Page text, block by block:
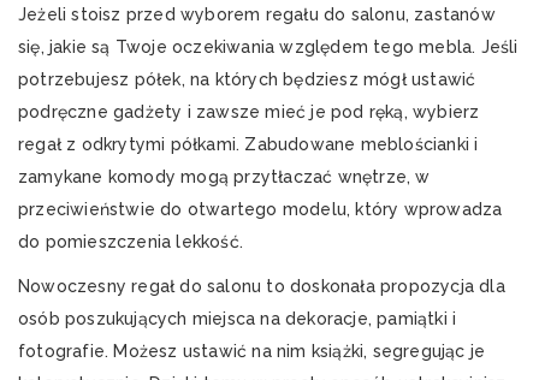
Jeżeli stoisz przed wyborem regału do salonu, zastanów
się, jakie są Twoje oczekiwania względem tego mebla. Jeśli
potrzebujesz półek, na których będziesz mógł ustawić
podręczne gadżety i zawsze mieć je pod ręką, wybierz
regał z odkrytymi półkami. Zabudowane meblościanki i
zamykane komody mogą przytłaczać wnętrze, w
przeciwieństwie do otwartego modelu, który wprowadza
do pomieszczenia lekkość.
Nowoczesny regał do salonu to doskonała propozycja dla
osób poszukujących miejsca na dekoracje, pamiątki i
fotografie. Możesz ustawić na nim książki, segregując je